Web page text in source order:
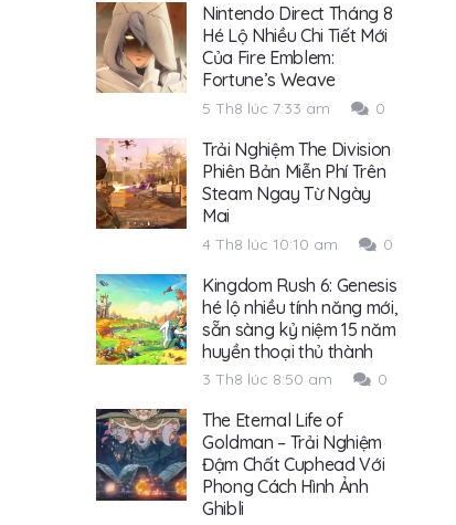
Nintendo Direct Tháng 8
Hé Lộ Nhiều Chi Tiết Mới
Của Fire Emblem:
Fortune’s Weave
5 Th8 lúc 7:33 am 0
Trải Nghiệm The Division
Phiên Bản Miễn Phí Trên
Steam Ngay Từ Ngày
Mai
4 Th8 lúc 10:10 am 0
Kingdom Rush 6: Genesis
hé lộ nhiều tính năng mới,
sẵn sàng kỷ niệm 15 năm
huyền thoại thủ thành
3 Th8 lúc 8:50 am 0
The Eternal Life of
Goldman – Trải Nghiệm
Đậm Chất Cuphead Với
Phong Cách Hình Ảnh
Ghibli